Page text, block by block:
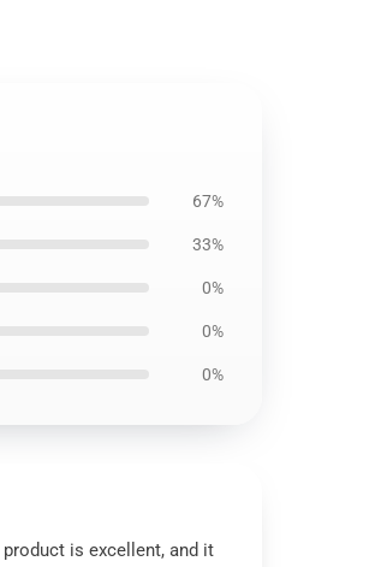
67%
33%
0%
0%
0%
is excellent, and it